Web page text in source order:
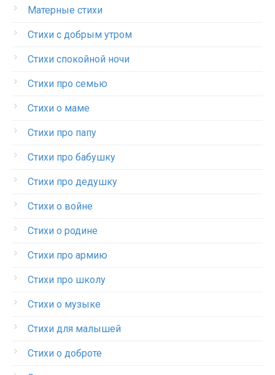
Матерные стихи
Стихи с добрым утром
Стихи спокойной ночи
Стихи про семью
Стихи о маме
Стихи про папу
Стихи про бабушку
Стихи про дедушку
Стихи о войне
Стихи о родине
Стихи про армию
Стихи про школу
Стихи о музыке
Стихи для малышей
Стихи о доброте